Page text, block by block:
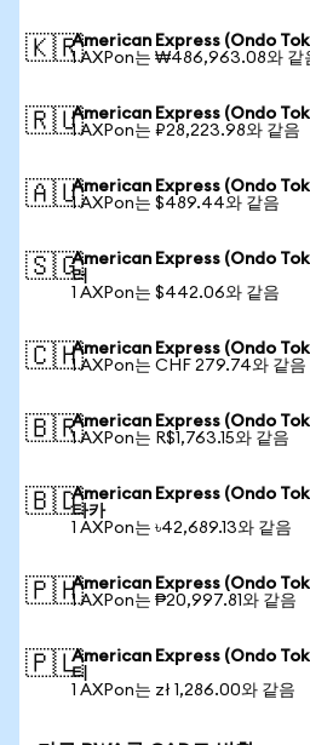
🇰🇷American Express (Ondo
1 AXPon는 ₩486,963.08와 같
🇷🇺American Express (Ondo
1 AXPon는 ₽28,223.98와 같음
🇦🇺American Express (Ondo
1 AXPon는 $489.44와 같음
🇸🇬American Express (Ondo
러
1 AXPon는 $442.06와 같음
🇨🇭American Express (Ondo
1 AXPon는 CHF 279.74와 같음
🇧🇷American Express (Ondo
1 AXPon는 R$1,763.15와 같음
🇧🇩American Express (Ondo
타카
1 AXPon는 ৳42,689.13와 같음
🇵🇭American Express (Ondo
1 AXPon는 ₱20,997.81와 같음
🇵🇱American Express (Ondo
티
1 AXPon는 zł 1,286.00와 같음